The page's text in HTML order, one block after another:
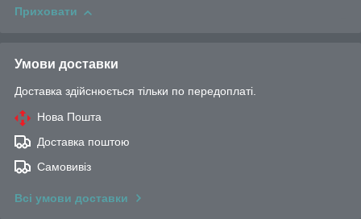
Приховати
Умови доставки
Доставка здійснюється тільки по передоплаті.
Нова Пошта
Доставка поштою
Самовивіз
Всі умови доставки